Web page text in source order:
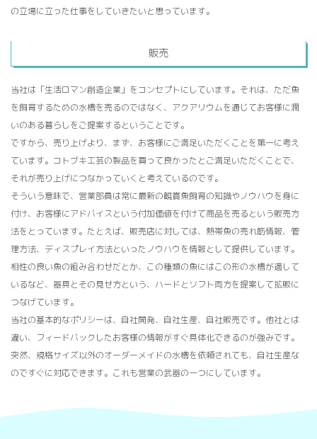
の立場に立った仕事をしていきたいと思っています。
販売
当社は「生活ロマン創造企業」をコンセプトにしています。それは、ただ魚
を飼育するための水槽を売るのではなく、アクアリウムを通じてお客様に潤
いのある暮らしをご提案するということです。
ですから、売り上げより、まず、お客様にご満足いただくことを第一に考え
ています。コトブキ工芸の製品を買って良かったとご満足いただくことで、
それが売り上げにつなかっていくと考えているのです。
そういう意味で、営業部員は常に最新の観賞魚飼育の知識やノウハウを身に
付け、お客様にアドバイスという付加価値を付けて商品を売るという販売方
法をとっています。たとえば、販売店に対しては、熱帯魚の売れ筋情報、管
理方法、ディスプレイ方法といったノウハウを情報として提供しています。
相性の良い魚の組み合わせだとか、この種類の魚にはこの形の水槽が適して
いるなど、器具とその見せ方という、ハードとソフト両方を提案して拡販に
つなげています。
当社の基本的なポリシーは、自社開発、自社生産、自社販売です。他社とは
違い、フィードバックしたお客様の情報がすぐ具体化できるのが強みです。
突然、規格サイズ以外のオーダーメイドの水槽を依頼されても、自社生産な
のですぐに対応できます。これも営業の武器の一つにしています。